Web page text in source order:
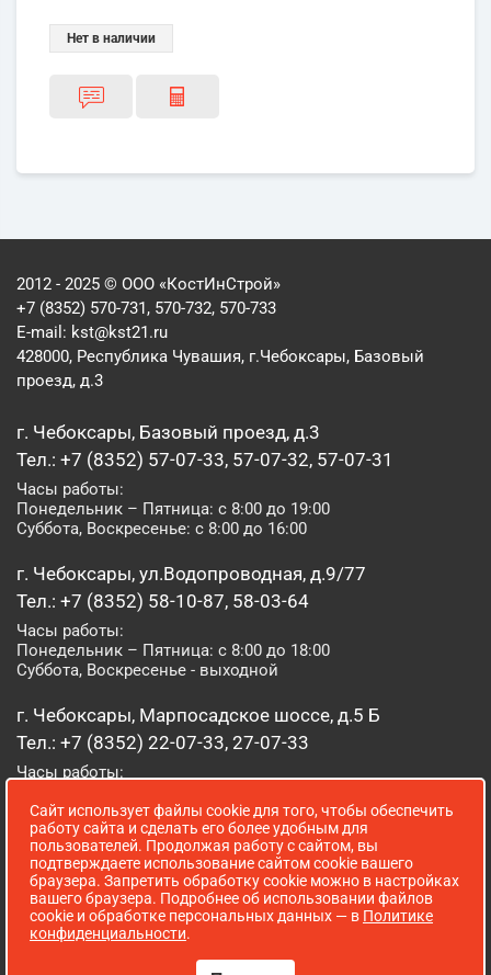
Нет в наличии
2012 - 2025 © ООО «КостИнСтрой»
+7 (8352) 570-731, 570-732, 570-733
E-mail: kst@kst21.ru
428000, Республика Чувашия, г.Чебоксары, Базовый
проезд, д.3
г. Чебоксары, Базовый проезд, д.3
Тел.: +7 (8352) 57-07-33, 57-07-32, 57-07-31
Часы работы:
Понедельник – Пятница: с 8:00 до 19:00
Суббота, Воскресенье: с 8:00 до 16:00
г. Чебоксары, ул.Водопроводная, д.9/77
Тел.: +7 (8352) 58-10-87, 58-03-64
Часы работы:
Понедельник – Пятница: с 8:00 до 18:00
Суббота, Воскресенье - выходной
г. Чебоксары, Марпосадское шоссе, д.5 Б
Тел.: +7 (8352) 22-07-33, 27-07-33
Часы работы:
Суббота, Воскресенье: с 8:00 до 16:00
г. Йошкар-Ола, ул. Луначарского, д. 52 А
Тел.: (8362) 41-07-31
Часы работы:
Понедельник – Пятница: с 8:00 до 18:00
Сайт использует файлы cookie для того, чтобы обеспечить
работу сайта и сделать его более удобным для
пользователей. Продолжая работу с сайтом, вы
подтверждаете использование сайтом cookie вашего
браузера. Запретить обработку cookie можно в настройках
вашего браузера. Подробнее об использовании файлов
cookie и обработке персональных данных — в Политике
конфиденциальности.